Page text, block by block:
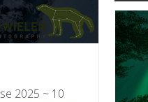
2025 ~ 10